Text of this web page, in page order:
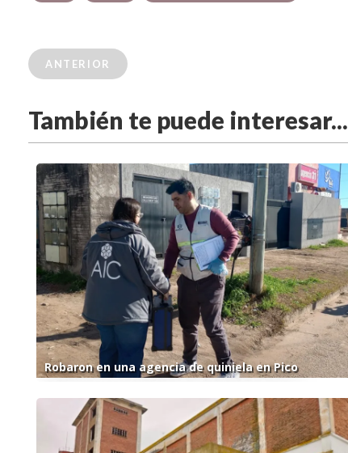
ANTERIOR
También te puede interesar...
Robaron en una agencia de quiniela en Pico